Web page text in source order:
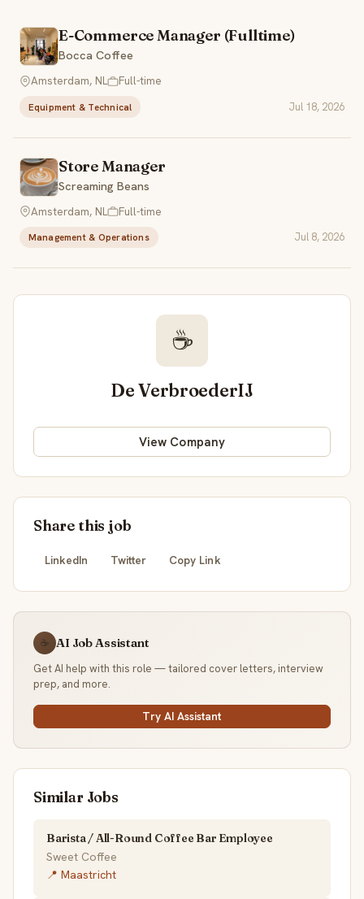
E-Commerce Manager (Fulltime)
Bocca Coffee
Amsterdam, NL
Full-time
Equipment & Technical Jul 18, 2026
Store Manager
Screaming Beans
Amsterdam, NL
Full-time
Management & Operations Jul 8, 2026
☕
De VerbroederIJ
View Company
Share this job
LinkedIn Twitter Copy Link
☕ AI Job Assistant
Get AI help with this role — tailored cover letters, interview
prep, and more.
Try AI Assistant
Similar Jobs
Barista / All-Round Coffee Bar Employee
Sweet Coffee
📍 Maastricht